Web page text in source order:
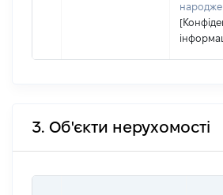
3. Об'єкти нерухомості